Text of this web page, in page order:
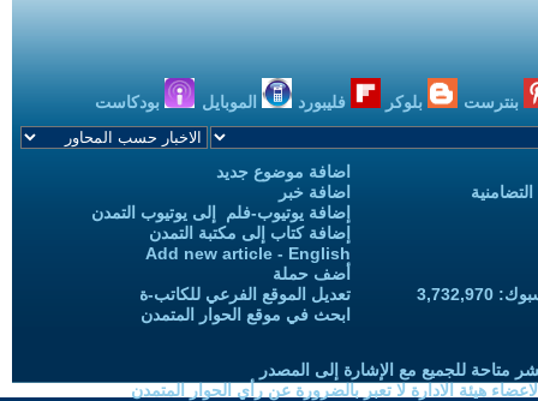
بنترست بلوكر فليبورد الموبايل بودكاست
اضافة موضوع جديد
اضافة خبر
إضافة يوتيوب-فلم إلى يوتيوب التمدن
إضافة كتاب إلى مكتبة التمدن
Add new article - English
أضف حملة
تعديل الموقع الفرعي للكاتب-ة
ابحث في موقع الحوار المتمدن
متاحة للجميع مع الإشارة إلى المصدر
هيئة الادارة لا تعبر بالضرورة عن رأي الحوار المتمدن